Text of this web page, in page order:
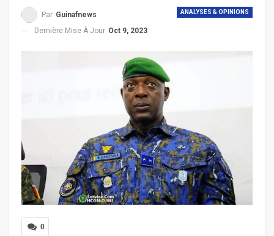
ANALYSES & OPINIONS
Par Guinafnews
Dernière Mise À Jour Oct 9, 2023
0